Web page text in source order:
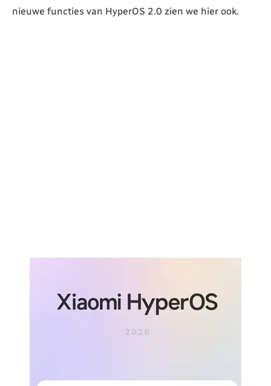
nieuwe functies van HyperOS 2.0 zien we hier ook.